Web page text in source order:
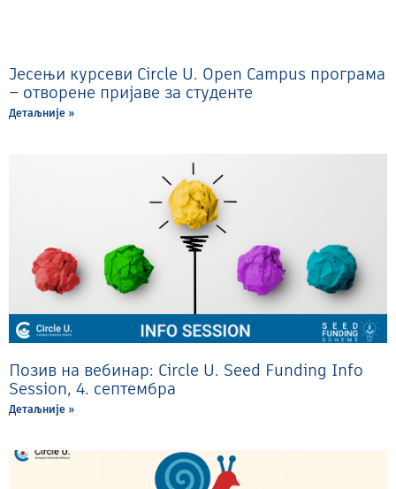
Јесењи курсеви Circle U. Open Campus програма
– отворене пријаве за студенте
Детаљније »
Позив на вебинар: Circle U. Seed Funding Info
Session, 4. септембра
Детаљније »